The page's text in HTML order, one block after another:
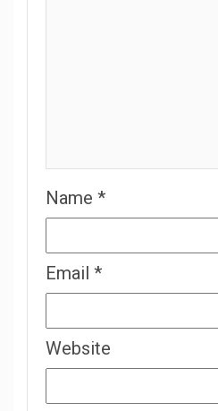
Name *
Email *
Website